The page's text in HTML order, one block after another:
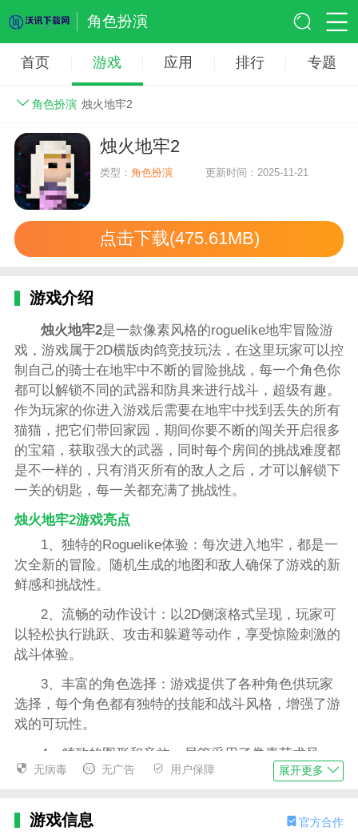
角色扮演
首页 游戏 应用 排行 专题
角色扮演 烛火地牢2
烛火地牢2
类型：角色扮演 更新时间：2025-11-21
点击下载(475.61MB)
游戏介绍
烛火地牢2是一款像素风格的roguelike地牢冒险游
戏，游戏属于2D横版肉鸽竞技玩法，在这里玩家可以控
制自己的骑士在地牢中不断的冒险挑战，每一个角色你
都可以解锁不同的武器和防具来进行战斗，超级有趣。
作为玩家的你进入游戏后需要在地牢中找到丢失的所有
猫猫，把它们带回家园，期间你要不断的闯关开启很多
的宝箱，获取强大的武器，同时每个房间的挑战难度都
是不一样的，只有消灭所有的敌人之后，才可以解锁下
一关的钥匙，每一关都充满了挑战性。
烛火地牢2游戏亮点
1、独特的Roguelike体验：每次进入地牢，都是一
次全新的冒险。随机生成的地图和敌人确保了游戏的新
鲜感和挑战性。
2、流畅的动作设计：以2D侧滚格式呈现，玩家可
以轻松执行跳跃、攻击和躲避等动作，享受惊险刺激的
战斗体验。
3、丰富的角色选择：游戏提供了各种角色供玩家
选择，每个角色都有独特的技能和战斗风格，增强了游
戏的可玩性。
4、精致的图形和音效：尽管采用了像素艺术风
格，但游戏具有美丽的图形、明亮的色彩和逼真的音
烛火地牢2游戏攻略
无病毒 无广告 用户保障 展开更多
游戏信息 官方合作